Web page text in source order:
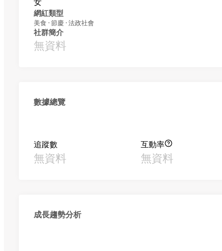
網紅類型
美食 · 節慶 · 法政社會
社群簡介
無資料
數據總覽
追蹤數
無資料
互動率
無資料
成長趨勢分析